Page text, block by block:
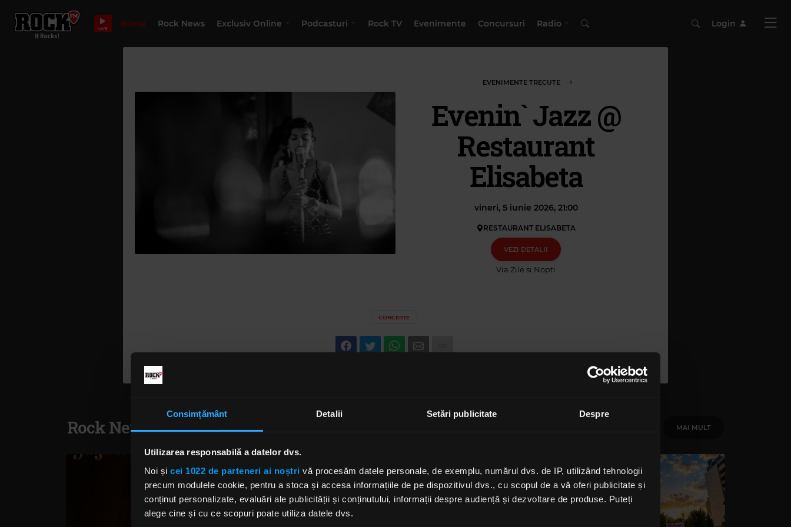
Consimțământ Detalii Setări publicitate Despre
Utilizarea responsabilă a datelor dvs.
Noi și cei 1022 de parteneri ai noștri vă procesăm datele personale, de exemplu, numărul dvs. de IP, utilizând tehnologii
precum modulele cookie, pentru a stoca și accesa informațiile de pe dispozitivul dvs., cu scopul de a vă oferi publicitate și
conținut personalizate, evaluări ale publicității și conținutului, informații despre audiență și dezvoltare de produse. Puteți
alege cine și cu ce scopuri poate utiliza datele dvs.
LIVE Bilete Rock News Exclusiv Online Podcasturi Rock TV Evenimente Concursuri Radio Login
EVENIMENTE TRECUTE
Evenin` Jazz @
Restaurant
Elisabeta
vineri, 5 iunie 2026, 21:00
RESTAURANT ELISABETA
VEZI DETALII
Via Zile si Nopti
CONCERTE
Rock News MAI MULT